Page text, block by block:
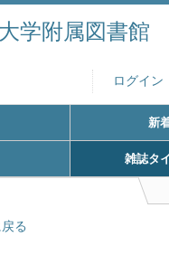
学附属図書館
ログイン
新
雑誌タ
る